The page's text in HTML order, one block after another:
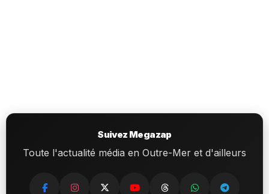
Suivez Megazap
Toute l'actualité média en Outre-Mer et d'ailleurs